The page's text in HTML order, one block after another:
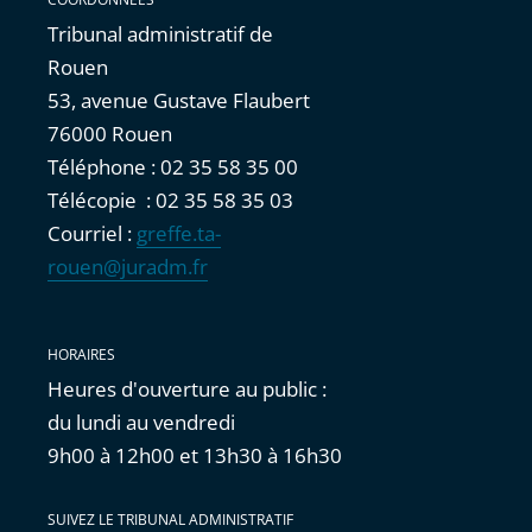
Tribunal administratif de
Rouen
53, avenue Gustave Flaubert
76000 Rouen
Téléphone : 02 35 58 35 00
Télécopie : 02 35 58 35 03
Courriel : greffe.ta-
rouen@juradm.fr
HORAIRES
Heures d'ouverture au public :
du lundi au vendredi
9h00 à 12h00 et 13h30 à 16h30
SUIVEZ LE TRIBUNAL ADMINISTRATIF